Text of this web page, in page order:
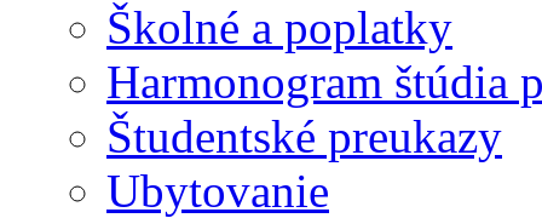
Školné a poplatky
Harmonogram štúdia
Študentské preukazy
Ubytovanie